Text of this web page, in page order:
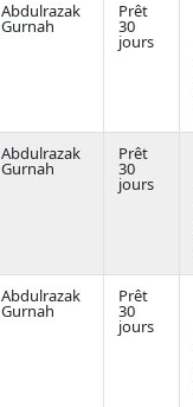
Abdulrazak
Gurnah
Prêt
30
jours
Abdulrazak
Gurnah
Prêt
30
jours
Abdulrazak
Gurnah
Prêt
30
jours